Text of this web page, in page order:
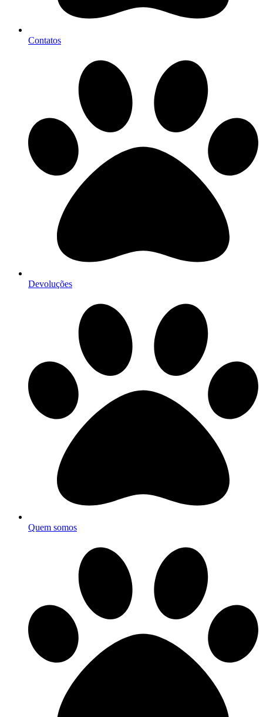
Contatos
Devoluções
Quem somos